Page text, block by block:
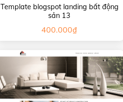
Template blogspot landing bất động
sản 13
400.000₫